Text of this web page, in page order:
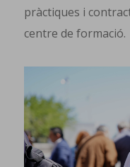
pràctiques i
centre de formació.